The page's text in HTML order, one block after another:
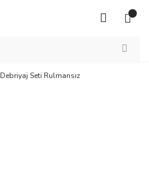
Debriyaj Seti Rulmansız